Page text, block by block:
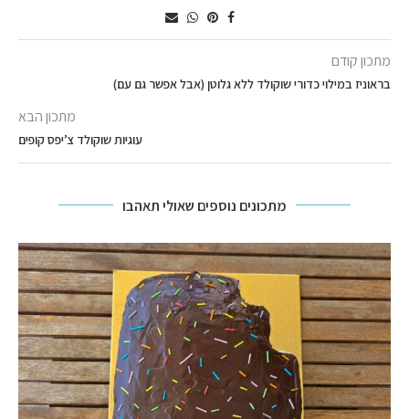
מתכון קודם
בראוניז במילוי כדורי שוקולד ללא גלוטן (אבל אפשר גם עם)
מתכון הבא
עוגיות שוקולד צ’יפס קופים
מתכונים נוספים שאולי תאהבו